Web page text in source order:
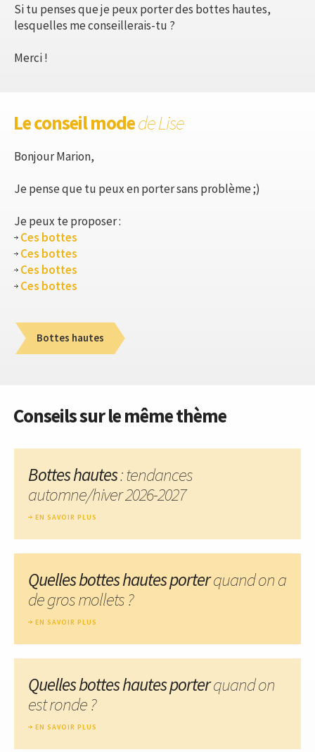
Si tu penses que je peux porter des bottes hautes,
lesquelles me conseillerais-tu ?
Merci !
Le conseil modede Lise
Bonjour Marion,
Je pense que tu peux en porter sans problème ;)
Je peux te proposer :
Ces bottes
Ces bottes
Ces bottes
Ces bottes
Bottes hautes
Conseils sur le même thème
Bottes hautes: tendances
automne/hiver 2026-2027
EN SAVOIR PLUS
Quelles bottes hautes porterquand on a
de gros mollets ?
EN SAVOIR PLUS
Quelles bottes hautes porterquand on
est ronde ?
EN SAVOIR PLUS